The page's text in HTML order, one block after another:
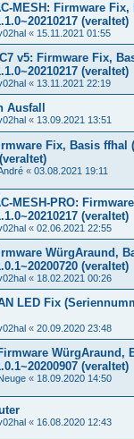
MESH: Firmware Fix,
(veraltet)
« 15.11.2021 01:55
v5: Firmware Fix,
(veraltet)
« 13.11.2021 22:19
Ausfall
« 13.09.2021 13:51
Fix, Basis ffhal
« 03.08.2021 19:11
MESH-PRO:
(veraltet)
« 02.06.2021 22:55
WürgAraund,
(veraltet)
« 18.02.2021 00:26
LED Fix
« 20.09.2020 23:48
WürgAraund,
(veraltet)
« 18.09.2020 14:50
« 16.08.2020 12:43